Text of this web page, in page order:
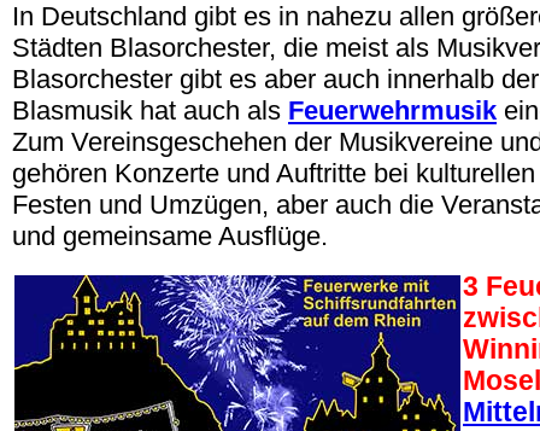
In Deutschland gibt es in nahezu allen
Städten Blasorchester, die meist als
Blasorchester gibt es aber auch innerhalb
Blasmusik hat auch als Feuerwehrmusik
Zum Vereinsgeschehen der Musikvereine
gehören Konzerte und Auftritte bei
Festen und Umzügen, aber auch die
und gemeinsame Ausflüge.
3